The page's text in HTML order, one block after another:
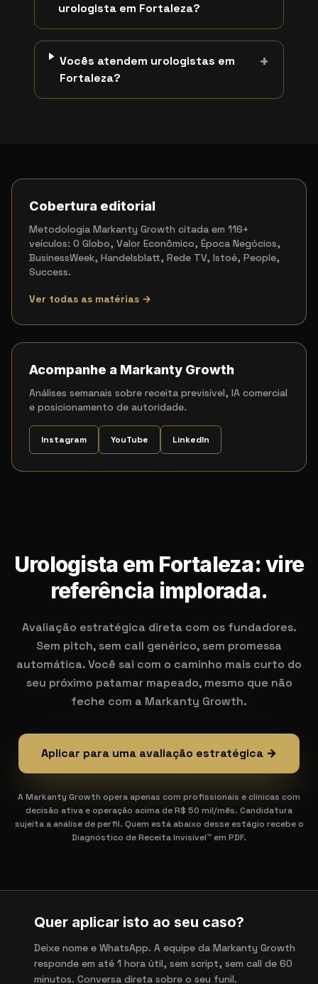
urologista em Fortaleza?
Vocês atendem urologistas em
Fortaleza?
+
Cobertura editorial
Metodologia Markanty Growth citada em 116+
veículos: O Globo, Valor Econômico, Época Negócios,
BusinessWeek, Handelsblatt, Rede TV, Istoé, People,
Success.
Ver todas as matérias →
Acompanhe a Markanty Growth
Análises semanais sobre receita previsível, IA comercial
e posicionamento de autoridade.
Instagram YouTube LinkedIn
Urologista em Fortaleza: vire
referência implorada.
Avaliação estratégica direta com os fundadores.
Sem pitch, sem call genérico, sem promessa
automática. Você sai com o caminho mais curto do
seu próximo patamar mapeado, mesmo que não
feche com a Markanty Growth.
Aplicar para uma avaliação estratégica →
A Markanty Growth opera apenas com profissionais e clínicas com
decisão ativa e operação acima de R$ 50 mil/mês. Candidatura
sujeita a análise de perfil. Quem está abaixo desse estágio recebe o
Diagnóstico de Receita Invisível™ em PDF.
Quer aplicar isto ao seu caso?
Deixe nome e WhatsApp. A equipe da Markanty Growth
responde em até 1 hora útil, sem script, sem call de 60
minutos. Conversa direta sobre o seu funil.